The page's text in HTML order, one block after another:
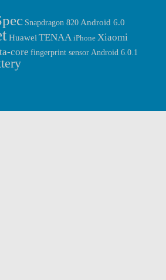
น้าเครื่องจะให้ความละเอียดอยุ่ที่ 8 MP โดยรุรับแสงจะ
ส่วนของ Ram ภายในตัวเครื่องจะมีขนาด 4GB มา
นที่ภายในตัวเครื่องขนาด 64GB สำหรับ chipset ที่ขับ
งนั้นจะเป็น chipset รุ่นเก่าอย่าง […]
Snapdragon 820 Android 6.0
HuaweiTENAA iPhone Xiaomi
core fingerprint sensorAndroid 6.0.1